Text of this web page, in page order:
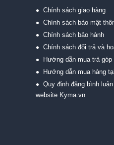
● Chính sách giao hàng
● Chính sách bảo mật
● Chính sách bảo hành
● Chính sách đổi trả và
● Hướng dẫn mua trả góp
● Hướng dẫn mua hàng
● Quy định đăng bình
website Kyma.vn